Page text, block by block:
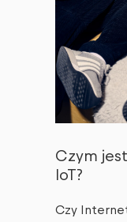
Czym
IoT?
Czy